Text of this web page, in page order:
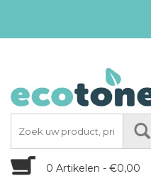
0 Artikelen - €0,00